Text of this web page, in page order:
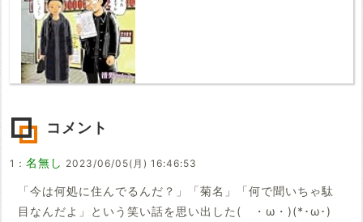
コメント
1： 名無し 2023/06/05(月) 16:46:53
「今は何処に住んでるんだ？」「菊名」「何で聞いちゃ駄
目なんだよ」という笑い話を思い出した( ・ω・)(*･ω･)